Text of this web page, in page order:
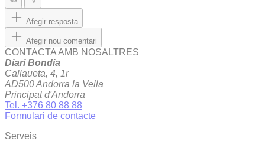
Afegir resposta
Afegir nou comentari
CONTACTA AMB NOSALTRES
Diari Bondia
Callaueta, 4, 1r
AD500 Andorra la Vella
Principat d'Andorra
Tel. +376 80 88 88
Formulari de contacte
Serveis